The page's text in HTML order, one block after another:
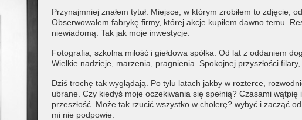
Przynajmniej znałem tytuł. Miejsce, w którym zrobiłem to zdjęcie,
Obserwowałem fabrykę firmy, której akcje kupiłem dawno temu.
niewiadomą. Tak jak moje inwestycje.
Fotografia, szkolna miłość i giełdowa spółka. Od lat z oddaniem
Wielkie nadzieje, marzenia, pragnienia. Spokojnej przyszłości
Dziś trochę tak wyglądają. Po tylu latach jakby w rozterce,
ubrane. Czy kiedyś moje oczekiwania się spełnią? Czasami
przeszłość. Może tak rzucić wszystko w cholerę? wybyć i zacząć
mi nie podpowie.